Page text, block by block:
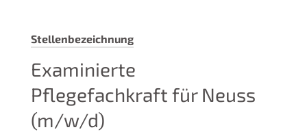
Stellenbezeichnung
Examinierte
Pflegefachkraft für Neuss
(m/w/d)